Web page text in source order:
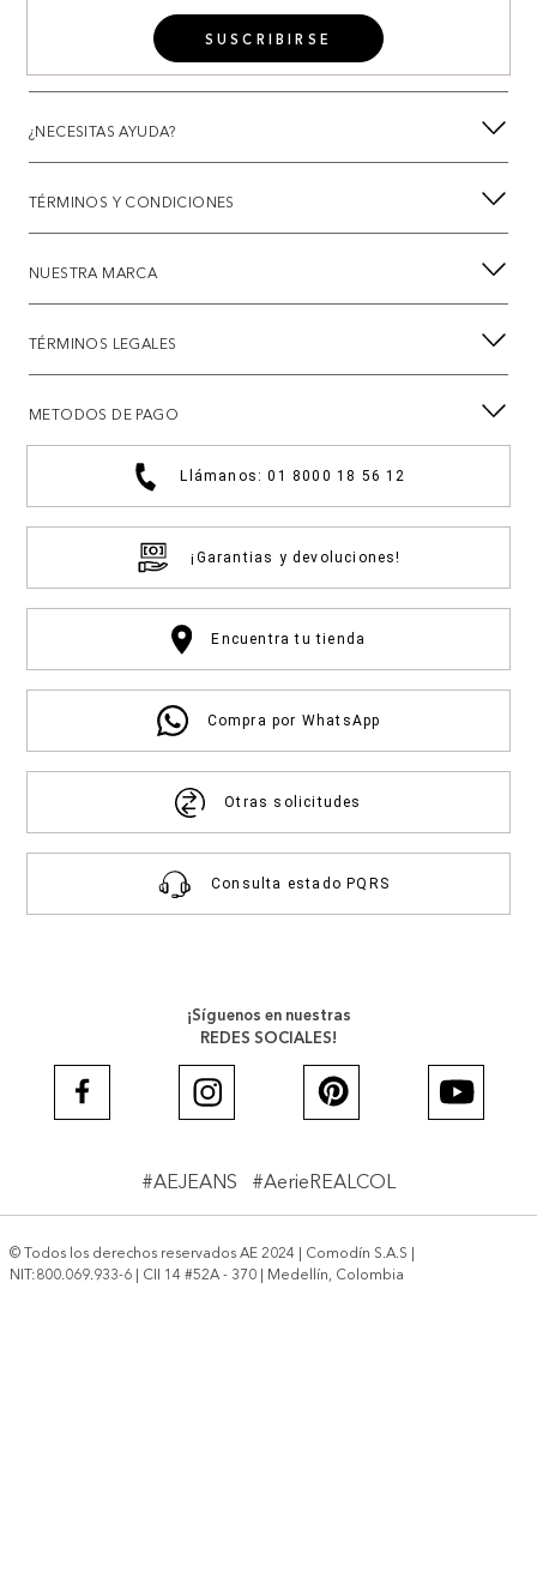
SUSCRIBIRSE
¿NECESITAS AYUDA?
TÉRMINOS Y CONDICIONES
NUESTRA MARCA
TÉRMINOS LEGALES
METODOS DE PAGO
Llámanos: 01 8000 18 56 12
¡Garantias y devoluciones!
Encuentra tu tienda
Compra por WhatsApp
Otras solicitudes
Consulta estado PQRS
¡Síguenos en nuestras
REDES SOCIALES!
#AEJEANS #AerieREALCOL
© Todos los derechos reservados AE 2024 | Comodín S.A.S |
NIT:800.069.933-6 | CII 14 #52A - 370 | Medellín, Colombia